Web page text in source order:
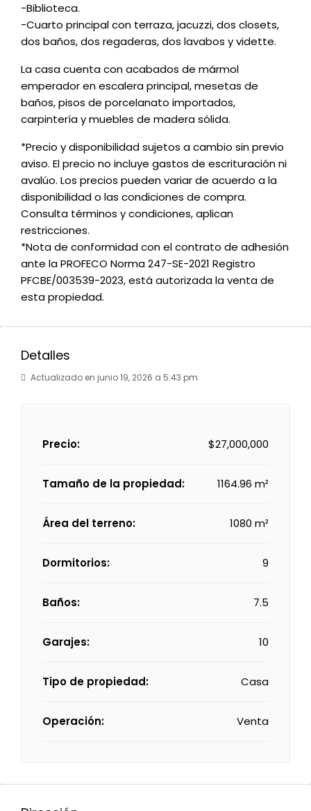
-Biblioteca.
-Cuarto principal con terraza, jacuzzi, dos closets,
dos baños, dos regaderas, dos lavabos y vidette.
La casa cuenta con acabados de mármol
emperador en escalera principal, mesetas de
baños, pisos de porcelanato importados,
carpintería y muebles de madera sólida.
*Precio y disponibilidad sujetos a cambio sin previo
aviso. El precio no incluye gastos de escrituración ni
avalúo. Los precios pueden variar de acuerdo a la
disponibilidad o las condiciones de compra.
Consulta términos y condiciones, aplican
restricciones.
*Nota de conformidad con el contrato de adhesión
ante la PROFECO Norma 247-SE-2021 Registro
PFCBE/003539-2023, está autorizada la venta de
esta propiedad.
Detalles
Actualizado en junio 19, 2026 a 5:43 pm
Precio: $27,000,000
Tamaño de la propiedad: 1164.96 m²
Área del terreno: 1080 m²
Dormitorios: 9
Baños: 7.5
Garajes: 10
Tipo de propiedad: Casa
Operación: Venta